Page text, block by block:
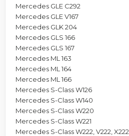
Mercedes GLE C292
Mercedes GLE V167
Mercedes GLK 204
Mercedes GLS 166
Mercedes GLS 167
Mercedes ML 163
Mercedes ML 164
Mercedes ML 166
Mercedes S-Class W126
Mercedes S-Class W140
Mercedes S-Class W220
Mercedes S-Class W221
Mercedes S-Class W222, V222, X222